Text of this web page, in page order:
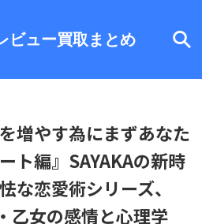
ビュー買取まとめ
増やす為にまずあなた
ト編』SAYAKAの新時
な恋愛術シリーズ、
乙女の感情と心理学